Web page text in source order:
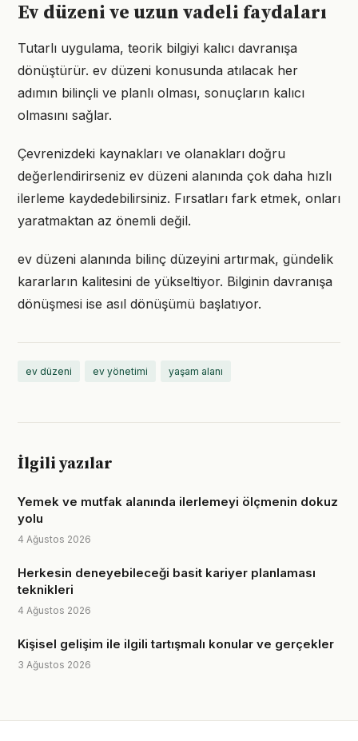
Ev düzeni ve uzun vadeli faydaları
Tutarlı uygulama, teorik bilgiyi kalıcı davranışa
dönüştürür. ev düzeni konusunda atılacak her
adımın bilinçli ve planlı olması, sonuçların kalıcı
olmasını sağlar.
Çevrenizdeki kaynakları ve olanakları doğru
değerlendirirseniz ev düzeni alanında çok daha hızlı
ilerleme kaydedebilirsiniz. Fırsatları fark etmek, onları
yaratmaktan az önemli değil.
ev düzeni alanında bilinç düzeyini artırmak, gündelik
kararların kalitesini de yükseltiyor. Bilginin davranışa
dönüşmesi ise asıl dönüşümü başlatıyor.
ev düzeni ev yönetimi yaşam alanı
İlgili yazılar
Yemek ve mutfak alanında ilerlemeyi ölçmenin dokuz
yolu
4 Ağustos 2026
Herkesin deneyebileceği basit kariyer planlaması
teknikleri
4 Ağustos 2026
Kişisel gelişim ile ilgili tartışmalı konular ve gerçekler
3 Ağustos 2026